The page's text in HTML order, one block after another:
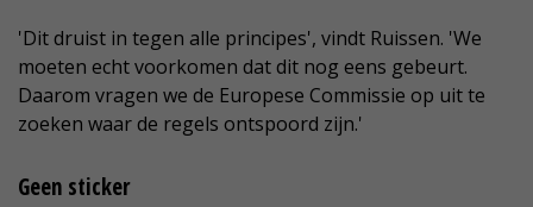
'Dit druist in tegen alle principes', vindt Ruissen. 'We
moeten echt voorkomen dat dit nog eens gebeurt.
Daarom vragen we de Europese Commissie op uit te
zoeken waar de regels ontspoord zijn.'
Geen sticker